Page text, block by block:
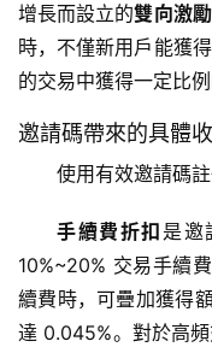
增長而設立的雙向激
時，不僅新用戶能獲
的交易中獲得一定比例
邀請碼帶來的具體
使用有效邀請碼
手續費折扣 是邀
10%~20% 交易手續
續費時，可疊加獲得
達 0.045%。對於高